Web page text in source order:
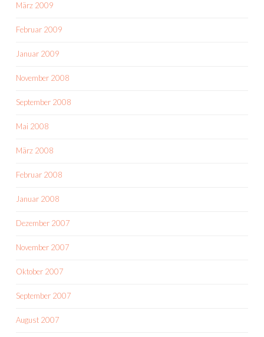
März 2009
Februar 2009
Januar 2009
November 2008
September 2008
Mai 2008
März 2008
Februar 2008
Januar 2008
Dezember 2007
November 2007
Oktober 2007
September 2007
August 2007